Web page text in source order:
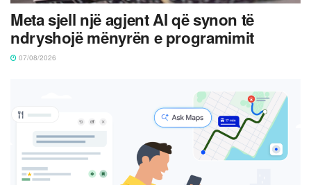
Meta sjell një agjent AI që synon të
ndryshojë mënyrën e programimit
07/08/2026